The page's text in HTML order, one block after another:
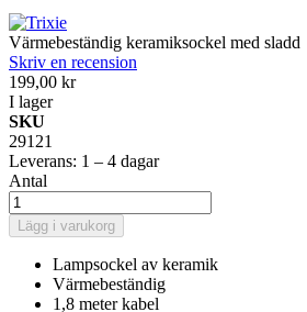
Värmebeständig keramiksockel med sladd
Skriv en recension
199,00 kr
I lager
SKU
29121
Leverans: 1 – 4 dagar
Antal
Lägg i varukorg
Lampsockel av keramik
Värmebeständig
1,8 meter kabel